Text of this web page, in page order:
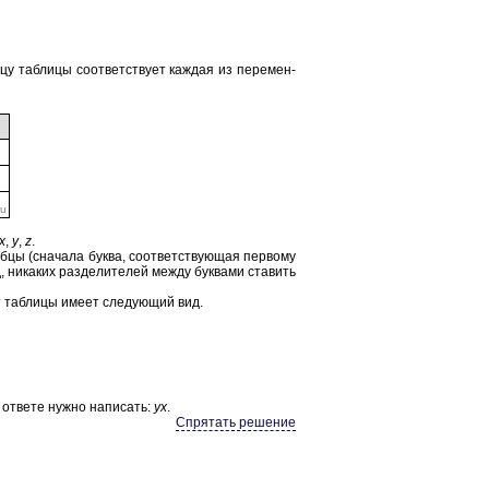
таб­ли­цы со­от­вет­ству­ет каж­дая из пе­ре­мен­
x, y, z.
(сна­ча­ла буква, со­от­вет­ству­ю­щая пер­во­му
раз­де­ли­те­лей между бук­ва­ми ста­вить
имеет сле­ду­ю­щий вид.
нужно на­пи­сать: yx.
Спрятать решение